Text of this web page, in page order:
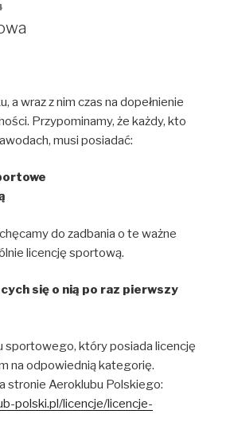
a wraz z nim czas na dopełnienie
Przypominamy, że każdy, kto
musi posiadać:
do zadbania o te ważne
licencję sportową.
się o nią po raz pierwszy
sportowego, który posiada licencję
na odpowiednią kategorię.
stronie Aeroklubu Polskiego:
polski.pl/licencje/licencje-